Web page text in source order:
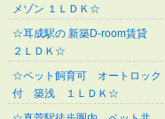
メゾン １ＬＤＫ☆
☆耳成駅の 新築D-room賃貸
２ＬＤＫ☆
☆ペット飼育可 オートロック
付 築浅 １ＬＤＫ☆